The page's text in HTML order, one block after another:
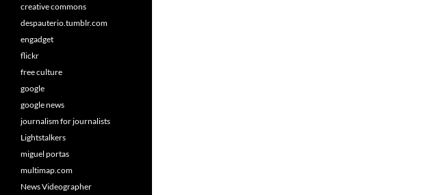
creative commons
despauterio.tumblr.com
engadget
flickr
free culture
google
google news
journalism for journalists
Lightstalkers
miguel portas
multimap.com
News Videographer